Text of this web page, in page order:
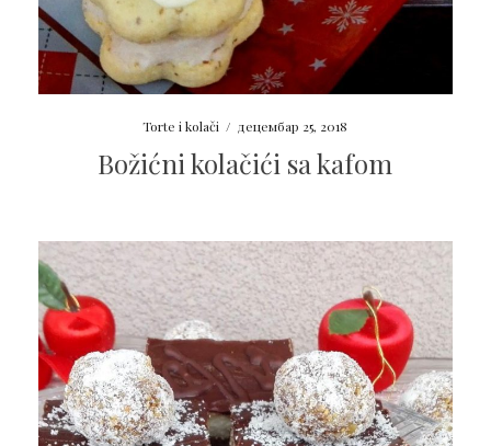
Torte i kolači / децембар 25, 2018
Božićni kolačići sa kafom